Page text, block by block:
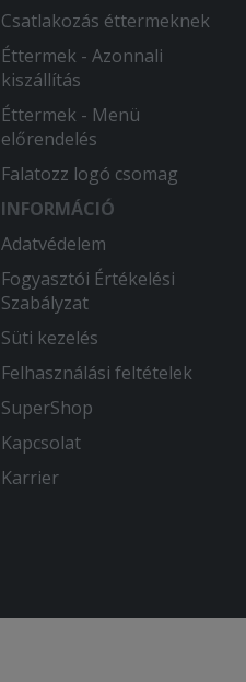
Csatlakozás éttermeknek
Éttermek - Azonnali
kiszállítás
Éttermek - Menü
előrendelés
Falatozz logó csomag
INFORMÁCIÓ
Adatvédelem
Fogyasztói Értékelési
Szabályzat
Süti kezelés
Felhasználási feltételek
SuperShop
Kapcsolat
Karrier